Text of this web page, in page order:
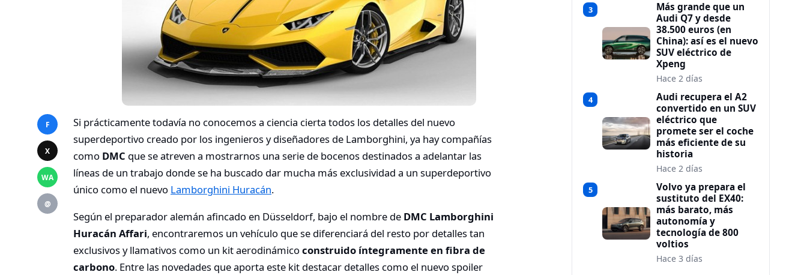
F
X
WA
@
Si prácticamente todavía no conocemos a ciencia cierta todos los detalles del nuevo
superdeportivo creado por los ingenieros y diseñadores de Lamborghini, ya hay compañías
como DMC que se atreven a mostrarnos una serie de bocenos destinados a adelantar las
líneas de un trabajo donde se ha buscado dar mucha más exclusividad a un superdeportivo
único como el nuevo Lamborghini Huracán.
Según el preparador alemán afincado en Düsseldorf, bajo el nombre de DMC Lamborghini
Huracán Affari, encontraremos un vehículo que se diferenciará del resto por detalles tan
exclusivos y llamativos como un kit aerodinámicoconstruido íntegramente en fibra de
carbono. Entre las novedades que aporta este kit destacar detalles como el nuevo spoiler
3
Más grande que un
Audi Q7 y desde
38.500 euros (en
China): así es el nuevo
SUV eléctrico de
Xpeng
Hace 2 días
4
Audi recupera el A2
convertido en un SUV
eléctrico que
promete ser el coche
más eficiente de su
historia
Hace 2 días
5
Volvo ya prepara el
sustituto del EX40:
más barato, más
autonomía y
tecnología de 800
voltios
Hace 3 días